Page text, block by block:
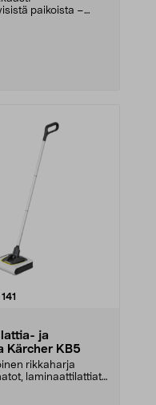
paikoista –
141
lattia- ja
Kärcher KB5
rikkaharja
laminaattilattiat